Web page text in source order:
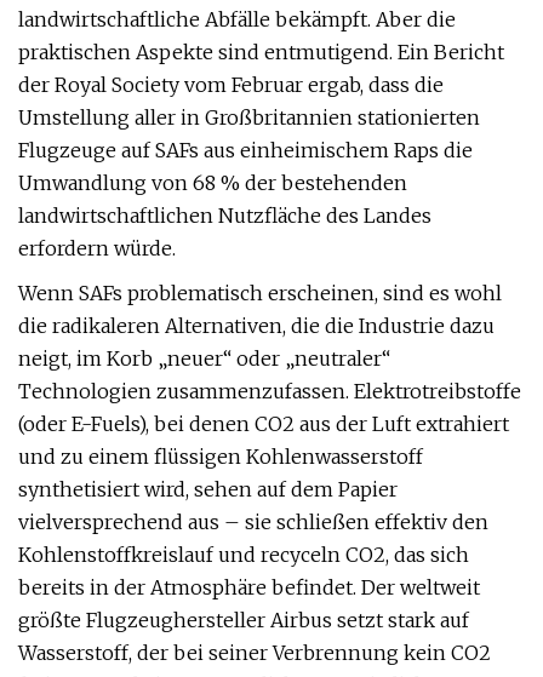
landwirtschaftliche Abfälle bekämpft. Aber die
praktischen Aspekte sind entmutigend. Ein Bericht
der Royal Society vom Februar ergab, dass die
Umstellung aller in Großbritannien stationierten
Flugzeuge auf SAFs aus einheimischem Raps die
Umwandlung von 68 % der bestehenden
landwirtschaftlichen Nutzfläche des Landes
erfordern würde.
Wenn SAFs problematisch erscheinen, sind es wohl
die radikaleren Alternativen, die die Industrie dazu
neigt, im Korb „neuer“ oder „neutraler“
Technologien zusammenzufassen. Elektrotreibstoffe
(oder E-Fuels), bei denen CO2 aus der Luft extrahiert
und zu einem flüssigen Kohlenwasserstoff
synthetisiert wird, sehen auf dem Papier
vielversprechend aus – sie schließen effektiv den
Kohlenstoffkreislauf und recyceln CO2, das sich
bereits in der Atmosphäre befindet. Der weltweit
größte Flugzeughersteller Airbus setzt stark auf
Wasserstoff, der bei seiner Verbrennung kein CO2